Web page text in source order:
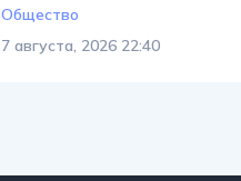
Общество
7 августа, 2026 22:40